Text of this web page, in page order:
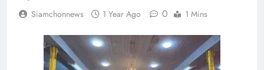
Siamchonnews 1 Year Ago 0 1 Mins